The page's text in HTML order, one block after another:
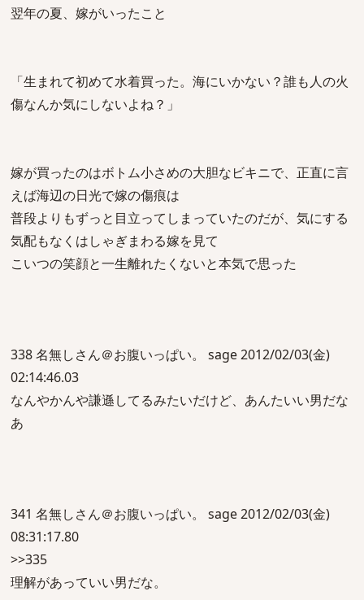
翌年の夏、嫁がいったこと
「生まれて初めて水着買った。海にいかない？誰も人の火
傷なんか気にしないよね？」
嫁が買ったのはボトム小さめの大胆なビキニで、正直に言
えば海辺の日光で嫁の傷痕は
普段よりもずっと目立ってしまっていたのだが、気にする
気配もなくはしゃぎまわる嫁を見て
こいつの笑顔と一生離れたくないと本気で思った
338 名無しさん＠お腹いっぱい。 sage 2012/02/03(金)
02:14:46.03
なんやかんや謙遜してるみたいだけど、あんたいい男だな
あ
341 名無しさん＠お腹いっぱい。 sage 2012/02/03(金)
08:31:17.80
>>335
理解があっていい男だな。